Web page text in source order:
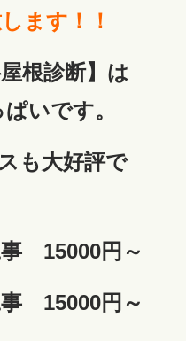
ます！！
根診断】は
いです。
も大好評で
15000円～
15000円～